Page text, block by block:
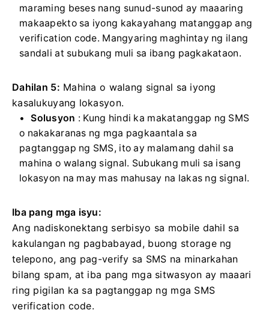
maraming beses nang sunud-sunod ay maaaring
makaapekto sa iyong kakayahang matanggap ang
verification code. Mangyaring maghintay ng ilang
sandali at subukang muli sa ibang pagkakataon.
Dahilan 5: Mahina o walang signal sa iyong
kasalukuyang lokasyon.
Solusyon : Kung hindi ka makatanggap ng SMS
o nakakaranas ng mga pagkaantala sa
pagtanggap ng SMS, ito ay malamang dahil sa
mahina o walang signal. Subukang muli sa isang
lokasyon na may mas mahusay na lakas ng signal.
Iba pang mga isyu:
Ang nadiskonektang serbisyo sa mobile dahil sa
kakulangan ng pagbabayad, buong storage ng
telepono, ang pag-verify sa SMS na minarkahan
bilang spam, at iba pang mga sitwasyon ay maaari
ring pigilan ka sa pagtanggap ng mga SMS
verification code.